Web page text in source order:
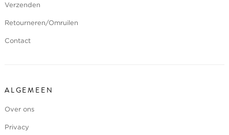
Verzenden
Retourneren/Omruilen
Contact
ALGEMEEN
Over ons
Privacy